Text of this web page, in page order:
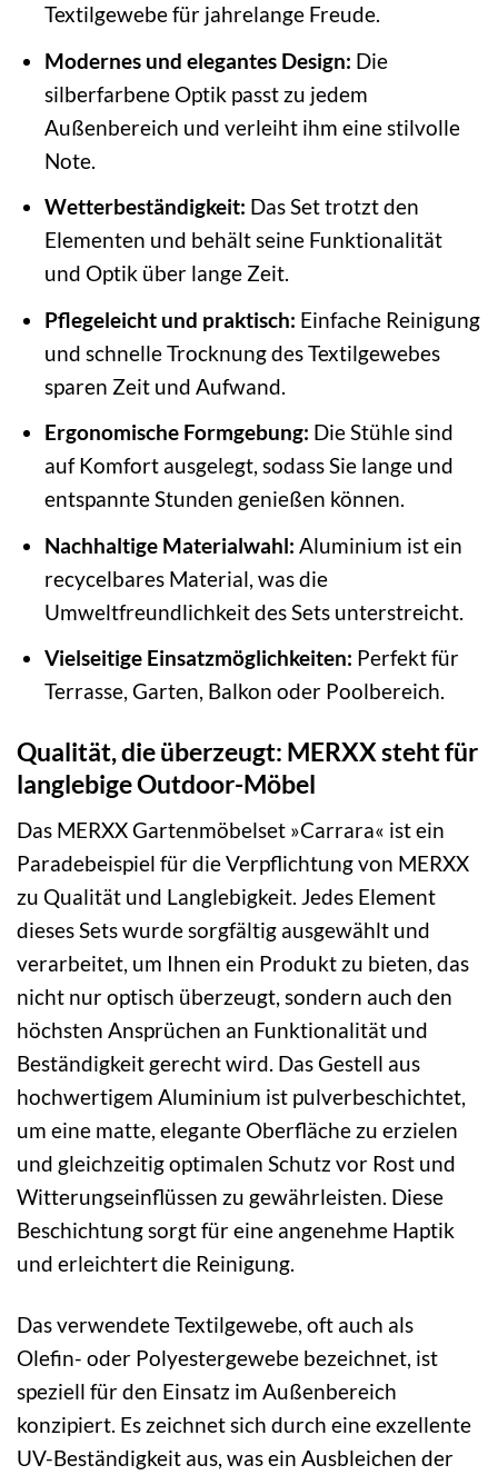
Textilgewebe für jahrelange Freude.
Modernes und elegantes Design: Die
silberfarbene Optik passt zu jedem
Außenbereich und verleiht ihm eine stilvolle
Note.
Wetterbeständigkeit: Das Set trotzt den
Elementen und behält seine Funktionalität
und Optik über lange Zeit.
Pflegeleicht und praktisch: Einfache Reinigung
und schnelle Trocknung des Textilgewebes
sparen Zeit und Aufwand.
Ergonomische Formgebung: Die Stühle sind
auf Komfort ausgelegt, sodass Sie lange und
entspannte Stunden genießen können.
Nachhaltige Materialwahl: Aluminium ist ein
recycelbares Material, was die
Umweltfreundlichkeit des Sets unterstreicht.
Vielseitige Einsatzmöglichkeiten: Perfekt für
Terrasse, Garten, Balkon oder Poolbereich.
Qualität, die überzeugt: MERXX steht für
langlebige Outdoor-Möbel
Das MERXX Gartenmöbelset »Carrara« ist ein
Paradebeispiel für die Verpflichtung von MERXX
zu Qualität und Langlebigkeit. Jedes Element
dieses Sets wurde sorgfältig ausgewählt und
verarbeitet, um Ihnen ein Produkt zu bieten, das
nicht nur optisch überzeugt, sondern auch den
höchsten Ansprüchen an Funktionalität und
Beständigkeit gerecht wird. Das Gestell aus
hochwertigem Aluminium ist pulverbeschichtet,
um eine matte, elegante Oberfläche zu erzielen
und gleichzeitig optimalen Schutz vor Rost und
Witterungseinflüssen zu gewährleisten. Diese
Beschichtung sorgt für eine angenehme Haptik
und erleichtert die Reinigung.
Das verwendete Textilgewebe, oft auch als
Olefin- oder Polyestergewebe bezeichnet, ist
speziell für den Einsatz im Außenbereich
konzipiert. Es zeichnet sich durch eine exzellente
UV-Beständigkeit aus, was ein Ausbleichen der